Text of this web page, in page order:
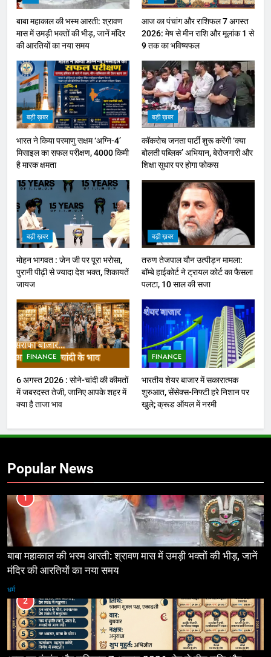
बाबा महाकाल की भस्म आरती: श्रावण
मास में उमड़ी भक्तों की भीड़, जानें मंदिर
की आरतियों का नया समय
आज का पंचांग और राशिफल 7 अगस्त
2026: मेष से मीन राशि और मूलांक 1 से
9 तक का भविष्यफल
बड़ी ख़बर
भारत ने किया परमाणु सक्षम ‘अग्नि-4’
मिसाइल का सफल परीक्षण, 4000 किमी
है मारक क्षमता
बड़ी ख़बर
कॉकरोच जनता पार्टी शुरू करेंगी ‘क्या
बोलती पब्लिक’ अभियान, बेरोजगारी और
शिक्षा सुधार पर होगा फोकस
बड़ी ख़बर
मोहन भागवत : जेन जी पर पूरा भरोसा,
पुरानी पीढ़ी से ज्यादा देश भक्त, शिकायतें
जायज
बड़ी ख़बर
तरुण तेजपाल यौन उत्पीड़न मामला:
बॉम्बे हाईकोर्ट ने ट्रायल कोर्ट का फैसला
पलटा, 10 साल की सजा
FINANCE
6 अगस्त 2026 : सोने-चांदी की कीमतों
में जबरदस्त तेजी, जानिए आपके शहर में
क्या है ताजा भाव
FINANCE
भारतीय शेयर बाजार में सकारात्मक
शुरुआत, सेंसेक्स-निफ्टी हरे निशान पर
खुले; क्रूड ऑयल में नरमी
Popular News
1
बाबा महाकाल की भस्म आरती: श्रावण मास में उमड़ी भक्तों की भीड़, जानें
मंदिर की आरतियों का नया समय
धर्म
2